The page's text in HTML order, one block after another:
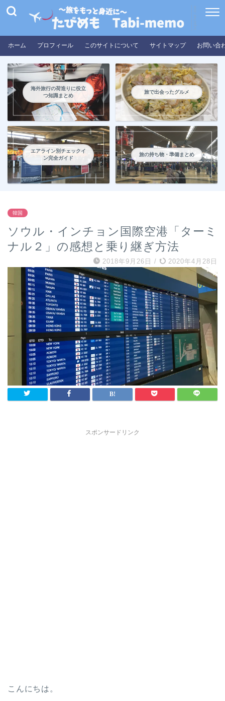
ホーム プロフィール このサイトについて サイトマップ お問い合
海外旅行の荷造りに役立
つ知識まとめ
旅で出会ったグルメ
エアライン別チェックイ
ン完全ガイド
旅の持ち物・準備まとめ
韓国
ソウル・インチョン国際空港「ターミ
ナル２」の感想と乗り継ぎ方法
2018年9月26日 / 2020年4月28日
スポンサードリンク
こんにちは。